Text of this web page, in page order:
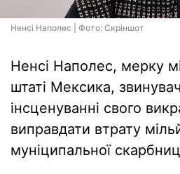
Ненсі Наполес | Фото: Скріншот
Ненсі Наполес, мерку
штаті Мексика,
інсценуванні свого
виправдати втрату
муніципальної